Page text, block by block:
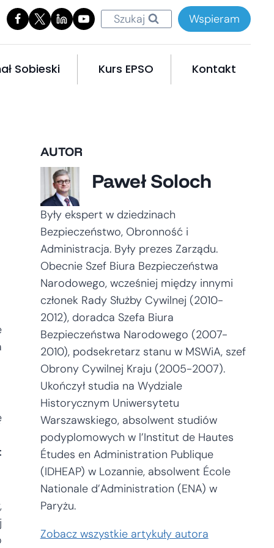
Szukaj Wspieram
Sobieski Kurs EPSO Kontakt
AUTOR
Paweł Soloch
Były ekspert w dziedzinach
Bezpieczeństwo, Obronność i
Administracja. Były prezes Zarządu.
Obecnie Szef Biura Bezpieczeństwa
Narodowego, wcześniej między innymi
członek Rady Służby Cywilnej (2010-
2012), doradca Szefa Biura
Bezpieczeństwa Narodowego (2007-
2010), podsekretarz stanu w MSWiA, szef
Obrony Cywilnej Kraju (2005-2007).
Ukończył studia na Wydziale
Historycznym Uniwersytetu
Warszawskiego, absolwent studiów
podyplomowych w l’Institut de Hautes
Études en Administration Publique
(IDHEAP) w Lozannie, absolwent École
Nationale d’Administration (ENA) w
Paryżu.
Zobacz wszystkie artykuły autora